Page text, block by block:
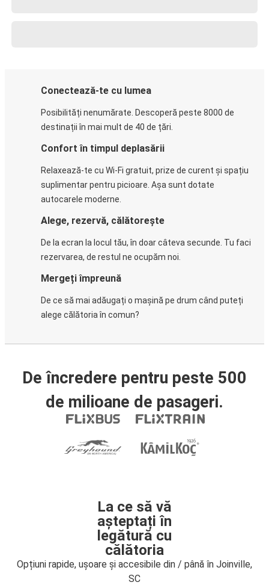
Conectează-te cu lumea
Posibilități nenumărate. Descoperă peste 8000 de
destinații în mai mult de 40 de țări.
Confort în timpul deplasării
Relaxează-te cu Wi-Fi gratuit, prize de curent și spațiu
suplimentar pentru picioare. Așa sunt dotate
autocarele moderne.
Alege, rezervă, călătorește
De la ecran la locul tău, în doar câteva secunde. Tu faci
rezervarea, de restul ne ocupăm noi.
Mergeți împreună
De ce să mai adăugați o mașină pe drum când puteți
alege călătoria în comun?
De încredere pentru peste 500
de milioane de pasageri.
La ce să vă
așteptați în
legătură cu
călătoria
Opțiuni rapide, ușoare și accesibile din / până în Joinville,
SC